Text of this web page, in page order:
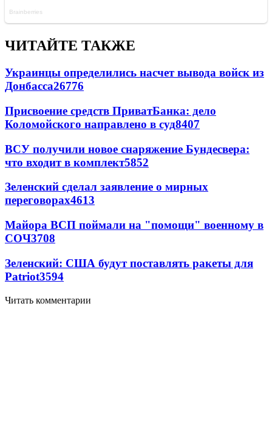
ЧИТАЙТЕ ТАКЖЕ
Украинцы определились насчет вывода войск из
Донбасса26776
Присвоение средств ПриватБанка: дело
Коломойского направлено в суд8407
ВСУ получили новое снаряжение Бундесвера:
что входит в комплект5852
Зеленский сделал заявление о мирных
переговорах4613
Майора ВСП поймали на "помощи" военному в
СОЧ3708
Зеленский: США будут поставлять ракеты для
Patriot3594
Читать комментарии